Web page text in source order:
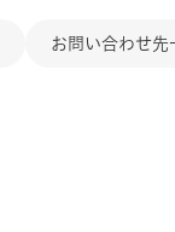
お問い合わせ先